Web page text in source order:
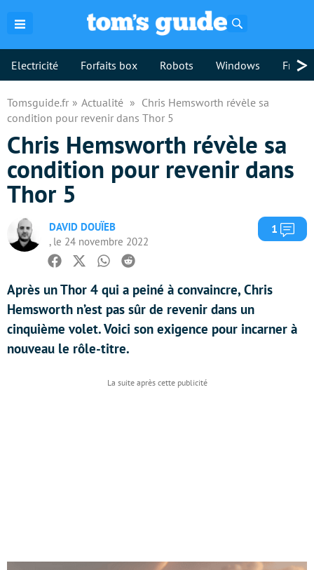
Electricité Forfaits box Robots Windows >
Tomsguide.fr Actualité
Chris Hemsworth révèle sa
condition pour revenir dans Thor 5
Chris Hemsworth révèle sa
condition pour revenir dans
Thor 5
DAVID DOUÏEB
, le 24 novembre 2022
1
Facebook
TwitterWhatsapp
Reddit
Après un Thor 4 qui a peiné à convaincre, Chris
Hemsworth n’est pas sûr de revenir dans un
cinquième volet. Voici son exigence pour incarner à
nouveau le rôle-titre.